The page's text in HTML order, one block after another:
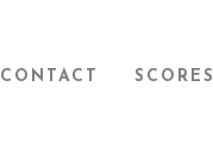
CONTACT SCORES